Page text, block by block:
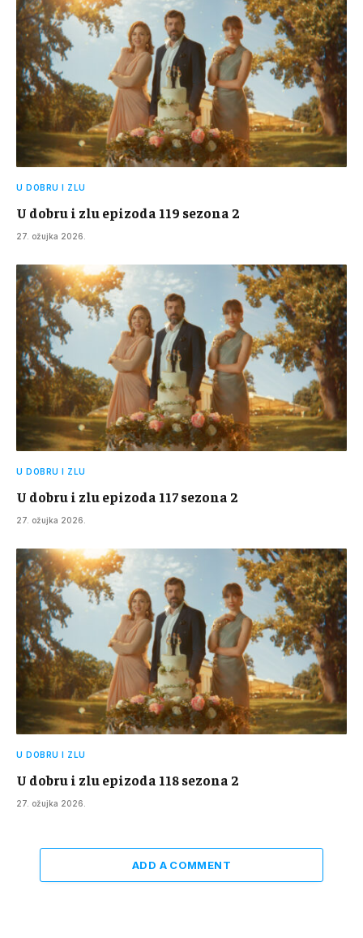
U DOBRU I ZLU
U dobru i zlu epizoda 119 sezona 2
27. ožujka 2026.
U DOBRU I ZLU
U dobru i zlu epizoda 117 sezona 2
27. ožujka 2026.
U DOBRU I ZLU
U dobru i zlu epizoda 118 sezona 2
27. ožujka 2026.
ADD A COMMENT